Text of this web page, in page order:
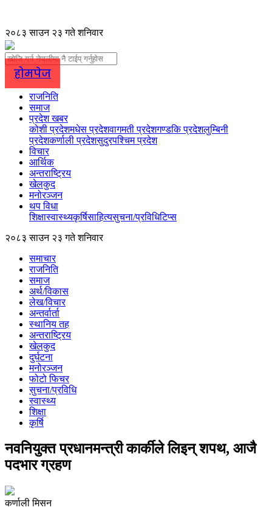
२०८३ साउन २३ गते शनिवार
होमपेज
राजनिति
समाज
प्रदेश खबर
कोशी प्रदेशमधेस प्रदेशवागमती प्रदेशगण्डकि प्रदेशलुम्बिनी
प्रदेशकर्णाली प्रदेशसुदुरपश्चिम प्रदेश
विचार
आर्थिक
अन्तराष्ट्रिय
खेलकुद
मनोरञ्जन
थप विधा
शिक्षास्वास्थ्यकृर्षिसाहित्यसुचना/प्रविधिटिप्स
२०८३ साउन २३ गते शनिवार
समाचार
राजनिति
समाज
अर्थ/विकास
लेख/विचार
अन्तर्वार्ता
स्थानिय तह
अन्तराष्ट्रिय
खेलकुद
दुर्घटना
मनोरञ्जन
फोटो फिचर
सुचना/प्रविधि
स्वास्थ्य
शिक्षा
कृर्षि
नवनियुक्त प्रधानमन्त्री कार्कीले लिइन् शपथ, आजै
पदभार ग्रहण
कर्णाली मिसन